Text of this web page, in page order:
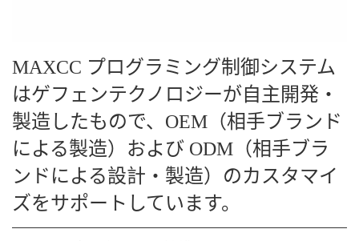
MAXCC プログラミング制御システム
はゲフェンテクノロジーが自主開発・
製造したもので、OEM（相手ブランド
による製造）および ODM（相手ブラ
ンドによる設計・製造）のカスタマイ
ズをサポートしています。